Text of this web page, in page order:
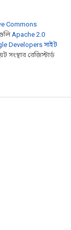
Commons
Apache 2.0
Developers সাইট
রেজিস্টার্ড